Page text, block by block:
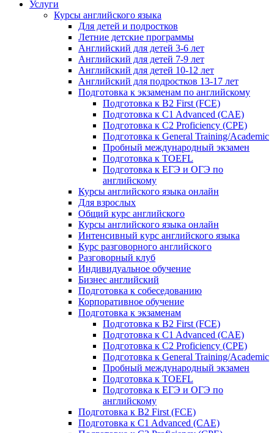
Услуги
Курсы английского языка
Для детей и подростков
Летние детские программы
Английский для детей 3-6 лет
Английский для детей 7-9 лет
Английский для детей 10-12 лет
Английский для подростков 13-17 лет
Подготовка к экзаменам по английскому
Подготовка к B2 First (FCE)
Подготовка к C1 Advanced (CAE)
Подготовка к C2 Proficiency (CPE)
Подготовка к General Training/Academic
Пробный международный экзамен
Подготовка к TOEFL
Подготовка к ЕГЭ и ОГЭ по
английскому
Курсы английского языка онлайн
Для взрослых
Общий курс английского
Курсы английского языка онлайн
Интенсивный курс английского языка
Курс разговорного английского
Разговорный клуб
Индивидуальное обучение
Бизнес английский
Подготовка к собеседованию
Корпоративное обучение
Подготовка к экзаменам
Подготовка к B2 First (FCE)
Подготовка к C1 Advanced (CAE)
Подготовка к C2 Proficiency (CPE)
Подготовка к General Training/Academic
Пробный международный экзамен
Подготовка к TOEFL
Подготовка к ЕГЭ и ОГЭ по
английскому
Подготовка к B2 First (FCE)
Подготовка к C1 Advanced (CAE)